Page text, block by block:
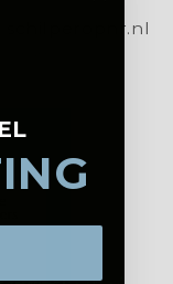
schilperopnr.nl